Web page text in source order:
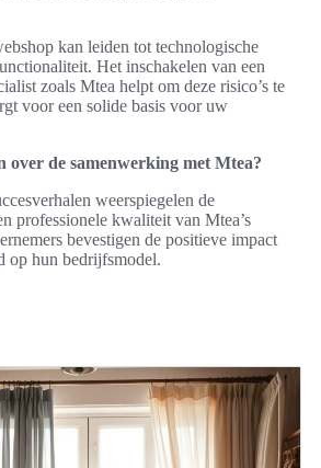
kan leiden tot technologische
Het inschakelen van een
zoals Mtea helpt om deze risico’s te
voor een solide basis voor uw
over de samenwerking met Mtea?
weerspiegelen de
professionele kwaliteit van Mtea’s
bevestigen de positieve impact
op hun bedrijfsmodel.